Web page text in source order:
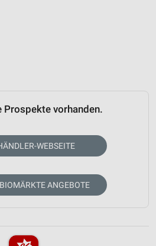
Prospekte vorhanden.
WEBSEITE
ANGEBOTE